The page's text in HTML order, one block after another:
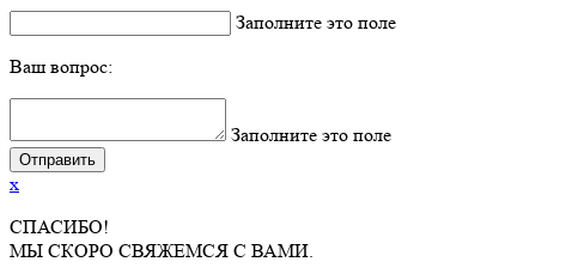
Заполните это поле
Ваш вопрос:
Заполните это поле
x
СПАСИБО!
МЫ СКОРО СВЯЖЕМСЯ С ВАМИ.